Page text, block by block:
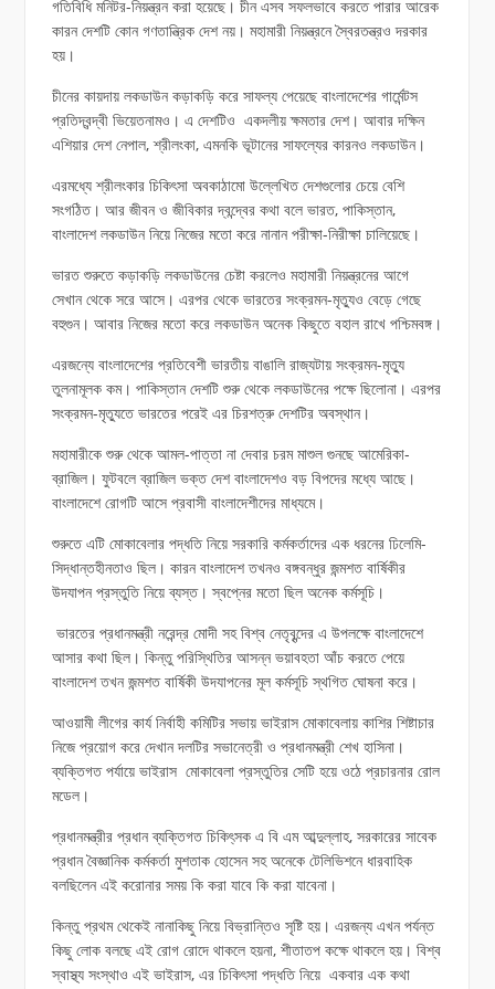
গতিবিধি মনিটর-নিয়ন্ত্রন করা হয়েছে। চীন এসব সফলভাবে করতে পারার আরেক
কারন দেশটি কোন গণতান্ত্রিক দেশ নয়। মহামারী নিয়ন্ত্রনে স্বৈরতন্ত্রও দরকার
হয়।
চীনের কায়দায় লকডাউন কড়াকড়ি করে সাফল্য পেয়েছে বাংলাদেশের গার্মেন্টস
প্রতিদ্বন্দ্বী ভিয়েতনামও। এ দেশটিও একদলীয় ক্ষমতার দেশ। আবার দক্ষিন
এশিয়ার দেশ নেপাল, শ্রীলংকা, এমনকি ভূটানের সাফল্যের কারনও লকডাউন।
এরমধ্যে শ্রীলংকার চিকিৎসা অবকাঠামো উল্লেখিত দেশগুলোর চেয়ে বেশি
সংগঠিত। আর জীবন ও জীবিকার দ্বন্দ্বের কথা বলে ভারত, পাকিস্তান,
বাংলাদেশ লকডাউন নিয়ে নিজের মতো করে নানান পরীক্ষা-নিরীক্ষা চালিয়েছে।
ভারত শুরুতে কড়াকড়ি লকডাউনের চেষ্টা করলেও মহামারী নিয়ন্ত্রনের আগে
সেখান থেকে সরে আসে। এরপর থেকে ভারতের সংক্রমন-মৃত্যুও বেড়ে গেছে
বহুগুন। আবার নিজের মতো করে লকডাউন অনেক কিছুতে বহাল রাখে পশ্চিমবঙ্গ।
এরজন্যে বাংলাদেশের প্রতিবেশী ভারতীয় বাঙালি রাজ্যটায় সংক্রমন-মৃত্যু
তুলনামূলক কম। পাকিস্তান দেশটি শুরু থেকে লকডাউনের পক্ষে ছিলোনা। এরপর
সংক্রমন-মৃত্যুতে ভারতের পরেই এর চিরশত্রু দেশটির অবস্থান।
মহামারীকে শুরু থেকে আমল-পাত্তা না দেবার চরম মাশুল গুনছে আমেরিকা-
ব্রাজিল। ফুটবলে ব্রাজিল ভক্ত দেশ বাংলাদেশও বড় বিপদের মধ্যে আছে।
বাংলাদেশে রোগটি আসে প্রবাসী বাংলাদেশীদের মাধ্যমে।
শুরুতে এটি মোকাবেলার পদ্ধতি নিয়ে সরকারি কর্মকর্তাদের এক ধরনের ঢিলেমি-
সিদ্ধান্তহীনতাও ছিল। কারন বাংলাদেশ তখনও বঙ্গবন্ধুর জন্মশত বার্ষিকীর
উদযাপন প্রস্তুতি নিয়ে ব্যস্ত। স্বপ্নের মতো ছিল অনেক কর্মসূচি।
ভারতের প্রধানমন্ত্রী নরেন্দ্র মোদী সহ বিশ্ব নেতৃবৃন্দের এ উপলক্ষে বাংলাদেশে
আসার কথা ছিল। কিন্তু পরিস্থিতির আসন্ন ভয়াবহতা আঁচ করতে পেয়ে
বাংলাদেশ তখন জন্মশত বার্ষিকী উদযাপনের মূল কর্মসূচি স্থগিত ঘোষনা করে।
আওয়ামী লীগের কার্য নির্বাহী কমিটির সভায় ভাইরাস মোকাবেলায় কাশির শিষ্টাচার
নিজে প্রয়োগ করে দেখান দলটির সভানেত্রী ও প্রধানমন্ত্রী শেখ হাসিনা।
ব্যক্তিগত পর্যায়ে ভাইরাস মোকাবেলা প্রস্তুতির সেটি হয়ে ওঠে প্রচারনার রোল
মডেল।
প্রধানমন্ত্রীর প্রধান ব্যক্তিগত চিকিৎ্সক এ বি এম আব্দুল্লাহ, সরকারের সাবেক
প্রধান বৈজ্ঞানিক কর্মকর্তা মুশতাক হোসেন সহ অনেকে টেলিভিশনে ধারবাহিক
বলছিলেন এই করোনার সময় কি করা যাবে কি করা যাবেনা।
কিন্তু প্রথম থেকেই নানাকিছু নিয়ে বিভ্রান্তিও সৃষ্টি হয়। এরজন্য এখন পর্যন্ত
কিছু লোক বলছে এই রোগ রোদে থাকলে হয়না, শীতাতপ কক্ষে থাকলে হয়। বিশ্ব
স্বাস্থ্য সংস্থাও এই ভাইরাস, এর চিকিৎসা পদ্ধতি নিয়ে একবার এক কথা